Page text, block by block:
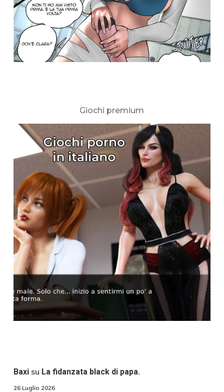
Giochi premium
Baxisu La fidanzata black di papa.
26 Luglio 2026